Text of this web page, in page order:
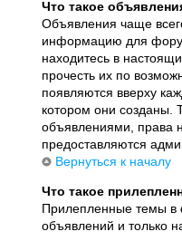
Что такое
Объявления чаще
информацию для
находитесь в
прочесть их по
появляются вверху
котором они созданы.
объявлениями, права
предоставляются
Вернуться к началу
Что такое
Прилепленные темы в
объявлений и только